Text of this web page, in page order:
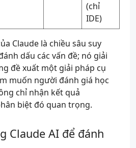
(chỉ
IDE)
Claude là chiều sâu suy
dấu các vấn đề; nó giải
đề xuất một giải pháp cụ
muốn người đánh giá học
chỉ nhận kết quả
biệt đó quan trọng.
Claude AI để đánh